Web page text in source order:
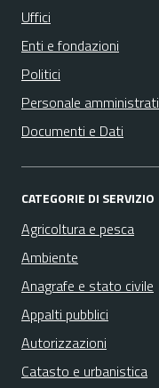
Uffici
Enti e fondazioni
Politici
Personale
Documenti e Dati
CATEGORIE DI SERVIZIO
Agricoltura e pesca
Ambiente
Anagrafe e stato civile
Appalti pubblici
Autorizzazioni
Catasto e urbanistica